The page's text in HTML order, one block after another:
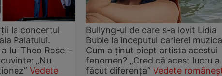
la concertul
Palatului.
lui Theo Rose i-
„Nu
Vedete
Bullyng-ul de care s-a lovit Lidia
Buble la începutul carierei
Cum a ținut piept artista acestui
fenomen? „Cred că acest lucru a
făcut diferența” Vedete